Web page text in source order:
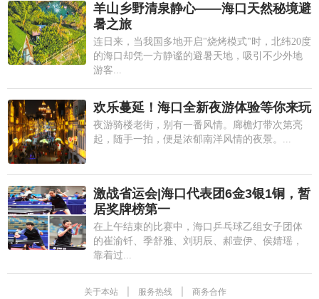
羊山乡野清泉静心——海口天然秘境避
暑之旅
连日来，当我国多地开启"烧烤模式"时，北纬20度
的海口却凭一方静谧的避暑天地，吸引不少外地
游客...
欢乐蔓延！海口全新夜游体验等你来玩
夜游骑楼老街，别有一番风情。廊檐灯带次第亮
起，随手一拍，便是浓郁南洋风情的夜景。...
激战省运会|海口代表团6金3银1铜，暂
居奖牌榜第一
在上午结束的比赛中，海口乒乓球乙组女子团体
的崔渝钎、季舒雅、刘玥辰、郝壹伊、侯婧瑶，
靠着过...
关于本站 服务热线 商务合作